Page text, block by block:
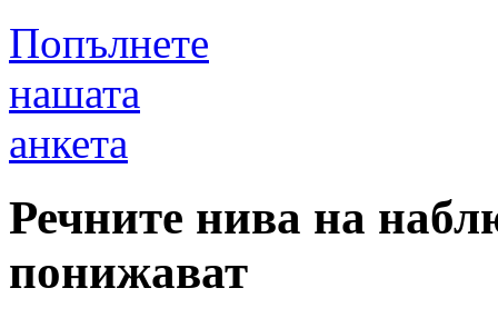
Попълнете
нашата
анкета
Речните нива на
понижават